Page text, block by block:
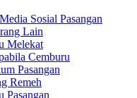
Sosial Pasangan
Lain
Melekat
Cemburu
Pasangan
Remeh
Pasangan